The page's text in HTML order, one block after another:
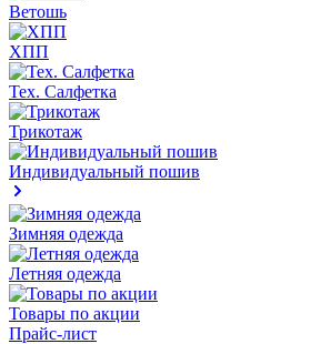
Ветошь
ХПП
Тех. Салфетка
Трикотаж
Индивидуальный пошив
Зимняя одежда
Летняя одежда
Товары по акции
Прайс-лист